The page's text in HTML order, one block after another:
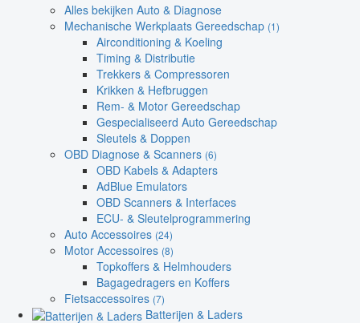
Alles bekijken Auto & Diagnose
Mechanische Werkplaats Gereedschap (1)
Airconditioning & Koeling
Timing & Distributie
Trekkers & Compressoren
Krikken & Hefbruggen
Rem- & Motor Gereedschap
Gespecialiseerd Auto Gereedschap
Sleutels & Doppen
OBD Diagnose & Scanners (6)
OBD Kabels & Adapters
AdBlue Emulators
OBD Scanners & Interfaces
ECU- & Sleutelprogrammering
Auto Accessoires (24)
Motor Accessoires (8)
Topkoffers & Helmhouders
Bagagedragers en Koffers
Fietsaccessoires (7)
Batterijen & Laders